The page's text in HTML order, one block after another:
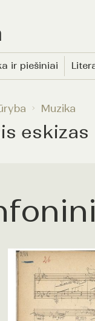
ir piešiniai
Muzika
eskizas